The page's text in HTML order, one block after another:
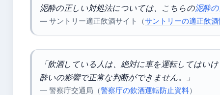
泥酔の正しい対処法については、こちらの泥酔
— サントリー適正飲酒サイト（サントリーの適正飲
「飲酒している人は、絶対に車を運転してはい
酔いの影響で正常な判断ができません。」
— 警察庁交通局（警察庁の飲酒運転防止資料）